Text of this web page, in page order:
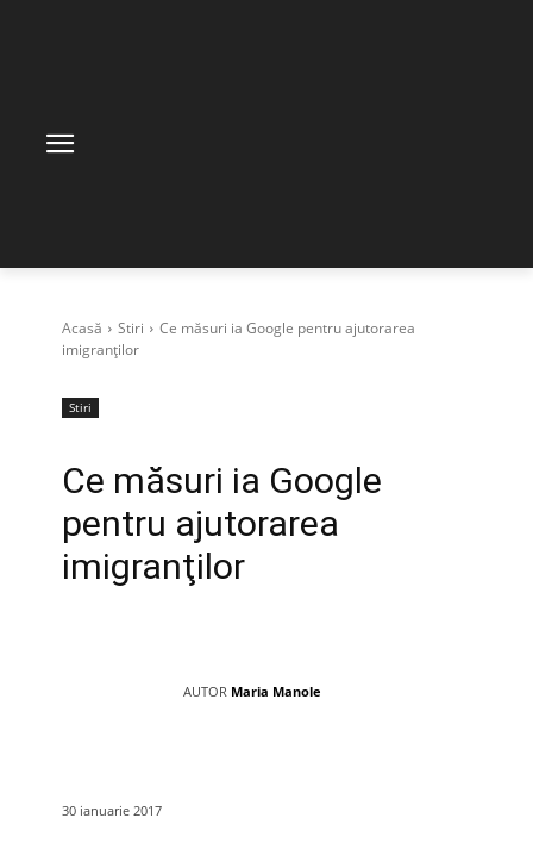
Acasă Stiri
Ce măsuri ia Google pentru ajutorarea
imigranţilor
Stiri
Ce măsuri ia Google
pentru ajutorarea
imigranţilor
AUTOR Maria Manole
30 ianuarie 2017